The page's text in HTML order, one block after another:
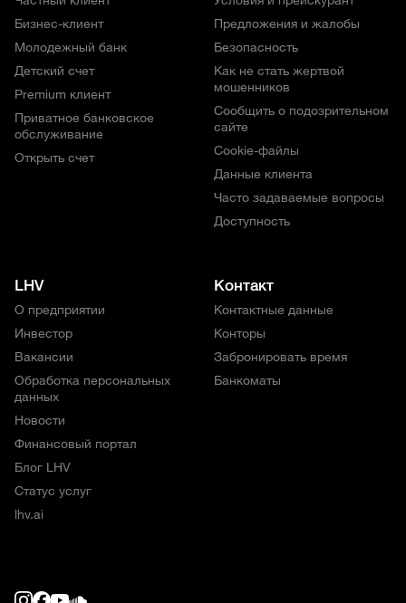
Бизнес-клиент
Молодежный банк
Детский счет
Premium клиент
Приватное банковское
обслуживание
Открыть счет
Предложения и жалобы
Безопасность
Как не стать жертвой
мошенников
Сообщить о подозрительном
сайте
Cookie-файлы
Данные клиента
Часто задаваемые вопросы
Доступность
LHV
О предприятии
Инвестор
Вакансии
Обработка персональных
данных
Новости
Финансовый портал
Блог LHV
Статус услуг
lhv.ai
Контакт
Контактные данные
Конторы
Забронировать время
Банкоматы